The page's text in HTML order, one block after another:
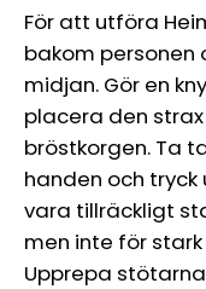
För att utföra
bakom personen
midjan. Gör en
placera den
bröstkorgen. Ta
handen och
vara tillräckligt
men inte för
Upprepa